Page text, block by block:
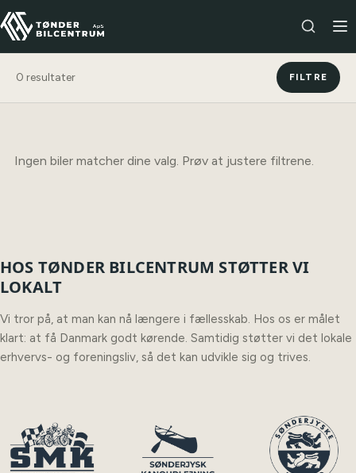
0 resultater FILTRE
Ingen biler matcher dine valg. Prøv at justere filtrene.
HOS TØNDER BILCENTRUM STØTTER VI
LOKALT
Vi tror på, at man kan nå længere i fællesskab. Hos os er målet
klart: at få Danmark godt kørende. Samtidig støtter vi det lokale
erhvervs- og foreningsliv, så det kan udvikle sig og trives.